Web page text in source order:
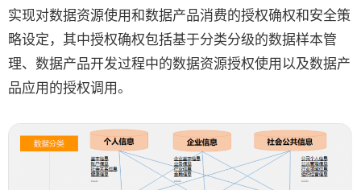
实现对数据资源使用和数据产品消费的授权确权和安全策
略设定，其中授权确权包括基于分类分级的数据样本管
理、数据产品开发过程中的数据资源授权使用以及数据产
品应用的授权调用。